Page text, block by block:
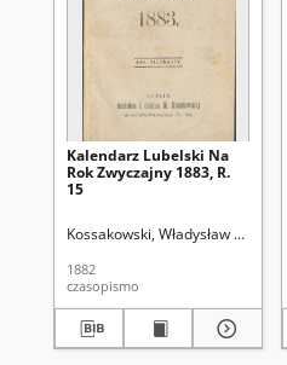
Kalendarz Lubelski Na
Rok Zwyczajny 1883, R.
15
Kossakowski, Władysław (1833-
1882
czasopismo